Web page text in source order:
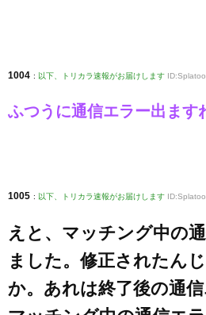
1004 : 以下、トリカラ速報がお届けします
ふつうに通信エラー出ま
1005 : 以下、トリカラ速報がお届けします
えと、マッチング中の
ました。修正されたん
か。あれは終了後の通信